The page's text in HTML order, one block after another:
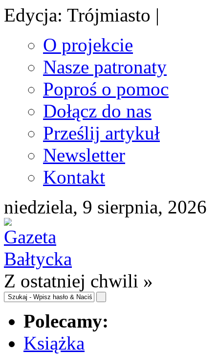
Edycja: Trójmiasto |
O projekcie
Nasze patronaty
Poproś o pomoc
Dołącz do nas
Prześlij artykuł
Newsletter
Kontakt
niedziela, 9 sierpnia, 2026
Z ostatniej chwili »
Polecamy:
Książka